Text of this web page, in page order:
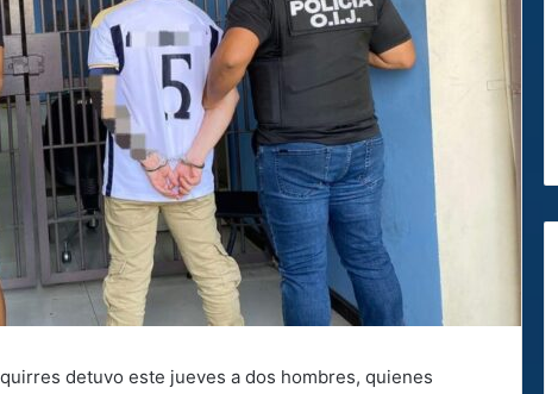
detuvo este jueves a dos hombres, quienes